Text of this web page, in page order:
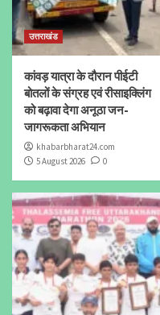
उत्तराखंड
कांवड़ यात्रा के दौरान पीईटी
बोतलों के संग्रह एवं रीसाइक्लिंग
को बढ़ावा देगा अनूठा जन-
जागरूकता अभियान
khabarbharat24.com
5 August 2026
0